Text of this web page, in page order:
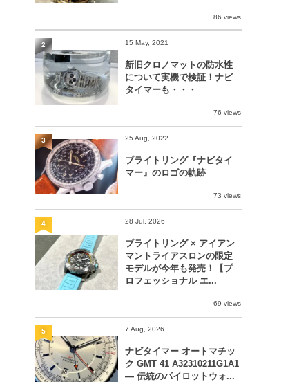
86 views
15 May, 2021
新旧クロノマットの防水性
について実機で検証！ナビ
タイマーも・・・
76 views
2
25 Aug, 2022
ブライトリング『ナビタイ
マー』のロゴの軌跡
73 views
3
28 Jul, 2026
ブライトリング × アイアン
マントライアスロンの限定
モデルが今年も発売！【プ
ロフェッショナル エ...
69 views
4
7 Aug, 2026
ナビタイマー オートマチッ
ク GMT 41 A32310211G1A1
― 伝統のパイロットウォ...
5